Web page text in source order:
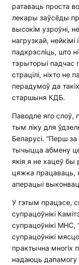
ратаваць проста
лекары заўсёды
высокім узроўні,
нагрузкай, нейкімі
падкрэсліць, што
тэрыторыі
страцілі, ніхто не
перадумоў да
старшыня КДБ.
Паводле яго слоў,
тым ліку для
Беларусі. “Перш за
тычыцца абмену
якія я не хацеў бы
цяжка працаваць,
аперацыі
У гэтым працэсе,
супрацоўнікі
супрацоўнікі МНС,
супрацоўнікі
практычна многіх
надаюць дапамогу